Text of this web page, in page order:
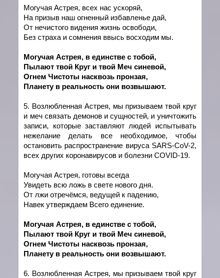
Могучая Астрея, всех нас ускоряй,
На призыв наш огненный избавленье дай,
От нечистого видения жизнь освободи,
Без страха и сомнения ввысь восходим мы.
Могучая Астрея, в единcтве с тобой,
Пылают твой Круг и твой Меч синевой,
Огнем Чистоты насквозь пронзая,
Планету в реальность они возвышают.
5. Возлюбленная Астрея, мы призываем твой круг
и меч связать демонов и сущностей, и уничтожить
записи, которые заставляют людей испытывать
нежелание делать все необходимое, чтобы
остановить распространение вируса SARS-CoV-2,
всех других коронавирусов и болезни COVID-19.
Могучая Астрея, готовы всегда
Увидеть всю ложь в свете нового дня.
От лжи отречёмся, ведущей к падению,
Навек утверждаем Всего единение.
Могучая Астрея, в единcтве с тобой,
Пылают твой Круг и твой Меч синевой,
Огнем Чистоты насквозь пронзая,
Планету в реальность они возвышают.
6. Возлюбленная Астрея, мы призываем твой круг